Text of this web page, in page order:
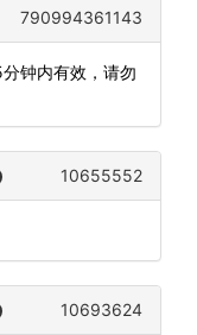
790994361143
钟内有效，请勿
10655552
10693624